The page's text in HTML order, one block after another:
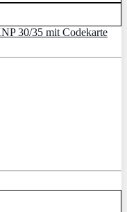
30/35 mit Codekarte